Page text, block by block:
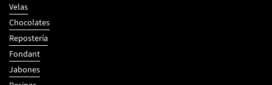
Velas
Chocolates
Repostería
Fondant
Jabones